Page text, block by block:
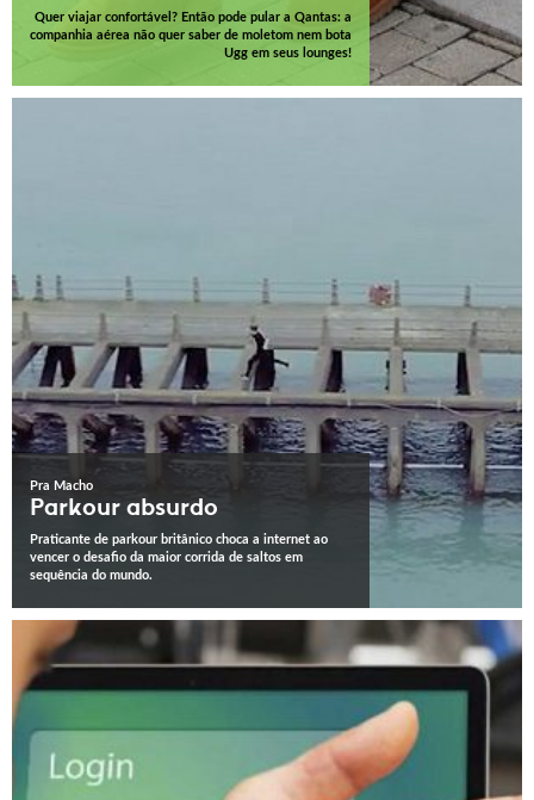
Quer viajar confortável? Então pode pular a Qantas: a
companhia aérea não quer saber de moletom nem bota
Ugg em seus lounges!
Pra Macho
Parkour absurdo
Praticante de parkour britânico choca a internet ao
vencer o desafio da maior corrida de saltos em
sequência do mundo.